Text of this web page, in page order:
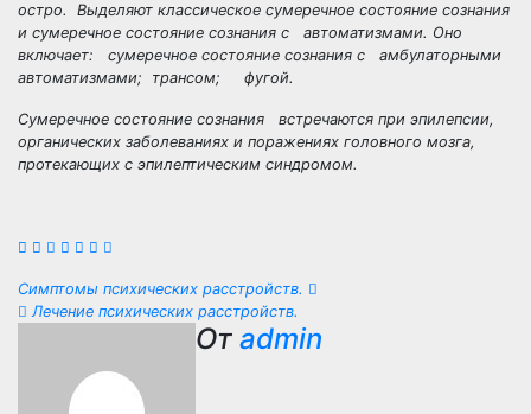
остро. Выделяют классическое сумеречное состояние сознания
и сумеречное состояние сознания с автоматизмами. Оно
включает: сумеречное состояние сознания с амбулаторными
автоматизмами;
трансом; фугой.
Сумеречное состояние сознания встречаются при эпилепсии,
органических заболеваниях и поражениях головного мозга,
протекающих с эпилептическим синдромом.
Навигация
записям
Симптомы психических расстройств.
Лечение психических расстройств.
От admin